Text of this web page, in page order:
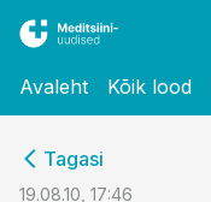
Avaleht Kõik lood
Tagasi
19.08.10, 17:46